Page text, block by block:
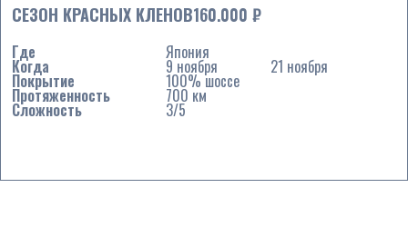
СЕЗОН КРАСНЫХ КЛЕНОВ160.000 ₽
Где Япония
Когда 9 ноября 21 ноября
Покрытие 100% шоссе
Протяженность 700 км
Сложность 3/5